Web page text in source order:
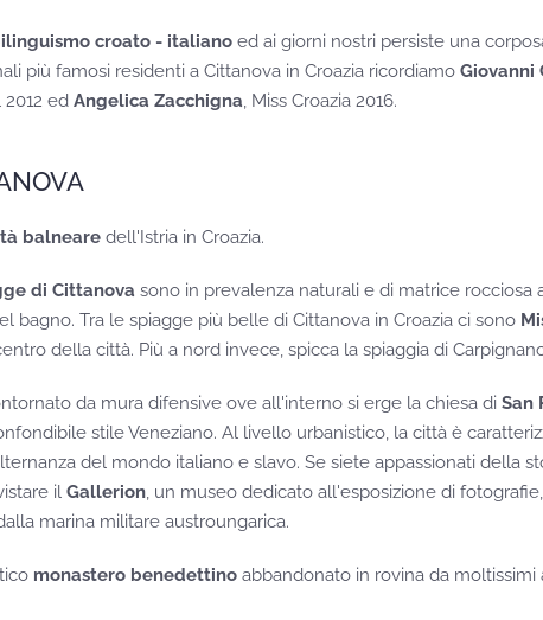
croato - italiano ed ai giorni nostri persiste una
più famosi residenti a Cittanova in Croazia ricordiamo Giovanni
ed Angelica Zacchigna, Miss Croazia 2016.
balneare dell'Istria in Croazia.
di Cittanova sono in prevalenza naturali e di matrice rocciosa
bagno. Tra le spiagge più belle di Cittanova in Croazia ci sono
della città. Più a nord invece, spicca la spiaggia di
da mura difensive ove all'interno si erge la chiesa di San
stile Veneziano. Al livello urbanistico, la città è
del mondo italiano e slavo. Se siete appassionati della
il Gallerion, un museo dedicato all'esposizione di
marina militare austroungarica.
monastero benedettino abbandonato in rovina da moltissimi